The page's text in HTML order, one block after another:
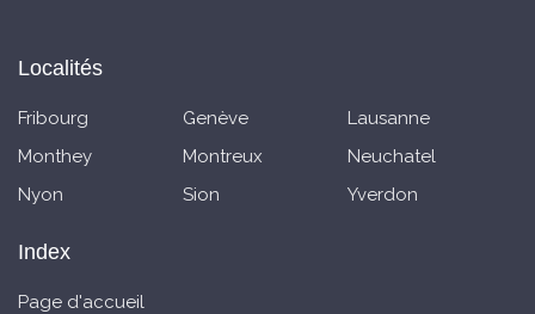
Localités
Fribourg Genève
Lausanne
Monthey
Montreux
Neuchatel
Nyon
Sion Yverdon
Index
Page d'accueil